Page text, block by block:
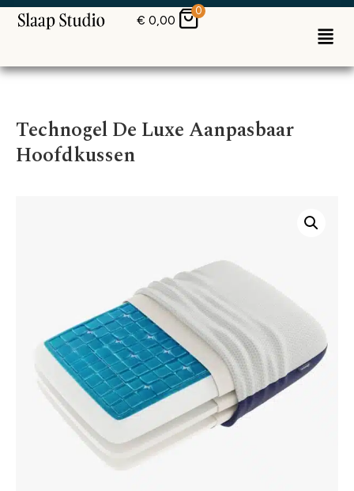
€ 0,00
0
Technogel De Luxe Aanpasbaar
Hoofdkussen